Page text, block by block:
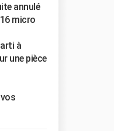
annulé
micro
à
une pièce